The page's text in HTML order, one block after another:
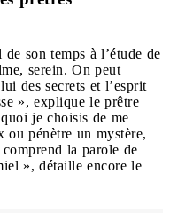
son temps à l’étude de
serein. On peut
des secrets et l’esprit
», explique le prêtre
je choisis de me
pénètre un mystère,
la parole de
», détaille encore le